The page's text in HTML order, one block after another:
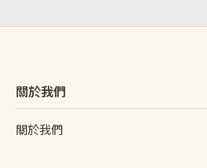
關於我們
關於我們